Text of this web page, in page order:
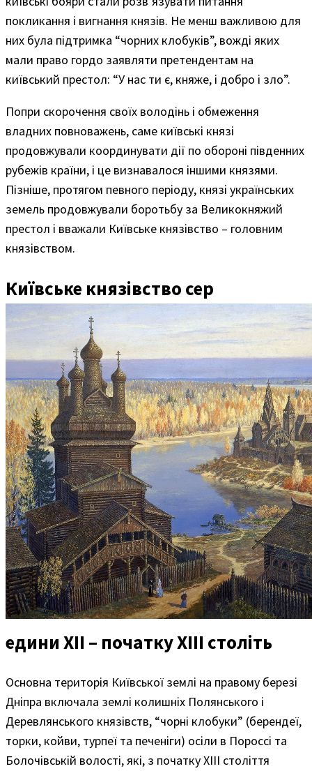
покликання і вигнання князів. Не менш важливою для
них була підтримка “чорних клобуків”, вожді яких
мали право гордо заявляти претендентам на
київський престол: “У нас ти є, княже, і добро і зло”.
Попри скорочення своїх володінь і обмеження
владних повноважень, саме київські князі
продовжували координувати дії по обороні південних
рубежів країни, і це визнавалося іншими князями.
Пізніше, протягом певного періоду, князі українських
земель продовжували боротьбу за Великокняжий
престол і вважали Київське князівство – головним
князівством.
Київське князівство сер
едини XII – початку XIII століть
Основна територія Київської землі на правому березі
Дніпра включала землі колишніх Полянського і
Деревлянського князівств, “чорні клобуки” (берендеї,
торки, койви, турпеї та печеніги) осіли в Пороссі та
Болочівській волості, які, з початку XIII століття